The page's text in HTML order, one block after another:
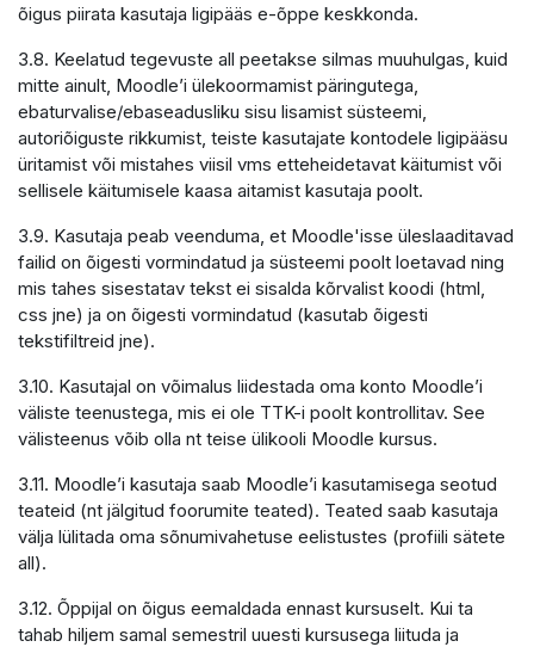
õigus piirata kasutaja ligipääs e-õppe keskkonda.
3.8. Keelatud tegevuste all peetakse silmas muuhulgas, kuid
mitte ainult, Moodle’i ülekoormamist päringutega,
ebaturvalise/ebaseadusliku sisu lisamist süsteemi,
autoriõiguste rikkumist, teiste kasutajate kontodele ligipääsu
üritamist või mistahes viisil vms etteheidetavat käitumist või
sellisele käitumisele kaasa aitamist kasutaja poolt.
3.9. Kasutaja peab veenduma, et Moodle'isse üleslaaditavad
failid on õigesti vormindatud ja süsteemi poolt loetavad ning
mis tahes sisestatav tekst ei sisalda kõrvalist koodi (html,
css jne) ja on õigesti vormindatud (kasutab õigesti
tekstifiltreid jne).
3.10. Kasutajal on võimalus liidestada oma konto Moodle’i
väliste teenustega, mis ei ole TTK-i poolt kontrollitav. See
välisteenus võib olla nt teise ülikooli Moodle kursus.
3.11. Moodle’i kasutaja saab Moodle’i kasutamisega seotud
teateid (nt jälgitud foorumite teated). Teated saab kasutaja
välja lülitada oma sõnumivahetuse eelistustes (profiili sätete
all).
3.12. Õppijal on õigus eemaldada ennast kursuselt. Kui ta
tahab hiljem samal semestril uuesti kursusega liituda ja